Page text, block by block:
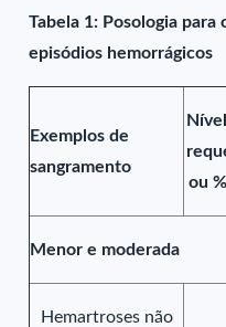
Tabela 1: Posologia
episódios hemorrágicos
Exemplos de
sangramento
ou
Menor e moderada
Hemartroses não